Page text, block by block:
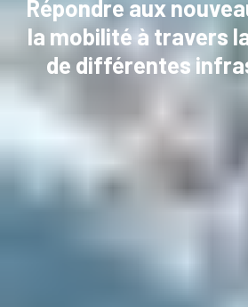
Répondre aux
la mobilité à travers
de différentes